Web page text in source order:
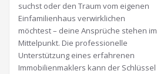
suchst oder den Traum vom eigenen
Einfamilienhaus verwirklichen
möchtest – deine Ansprüche stehen im
Mittelpunkt. Die professionelle
Unterstützung eines erfahrenen
Immobilienmaklers kann der Schlüssel